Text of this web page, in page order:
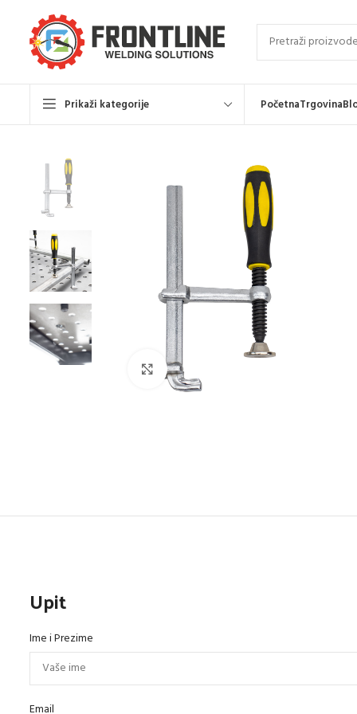
Prikaži kategorije PočetnaTrgovina
Click to enlarge
Upit
Ime i Prezime
Email